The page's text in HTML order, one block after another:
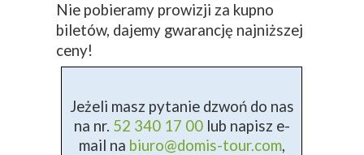
Nie pobieramy prowizji za kupno
biletów, dajemy gwarancję najniższej
ceny!
Jeżeli masz pytanie dzwoń do nas
na nr. 52 340 17 00lub napisz e-
mail na biuro@domis-tour.com,